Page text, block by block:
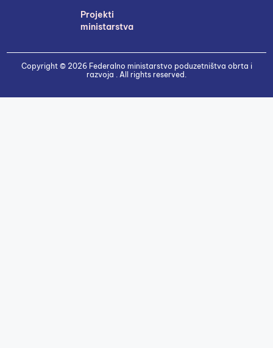
Projekti
ministarstva
Copyright © 2026 Federalno ministarstvo poduzetništva obrta i
razvoja . All rights reserved.